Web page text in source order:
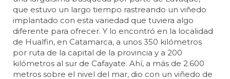
que estuvo un largo tiempo rastreando un viñedo
implantado con esta variedad que tuviera algo
diferente para ofrecer. Y lo encontró en la localidad
de Hualfin, en Catamarca, a unos 350 kilómetros
por ruta de la capital de la provincia y a 200
kilómetros al sur de Cafayate. Ahí, a más de 2.600
metros sobre el nivel del mar, dio con un viñedo de